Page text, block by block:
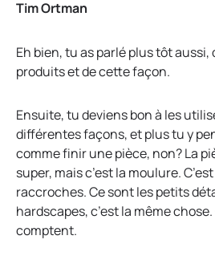
Tim Ortman
Eh bien, tu as parlé plus tôt aussi,
produits et de cette façon.
Ensuite, tu deviens bon à les
différentes façons, et plus tu y
comme finir une pièce, non? La
super, mais c’est la moulure.
raccroches. Ce sont les petits
hardscapes, c’est la même
comptent.